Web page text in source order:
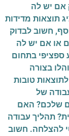
אם יש לה
תוצאות מדידות
חשוב לבדוק
או אם יש לה
ספציפי בתחום
בצורה
טובות
של
שלכם? האם
תהליך עבודה
להצלחה. חשוב